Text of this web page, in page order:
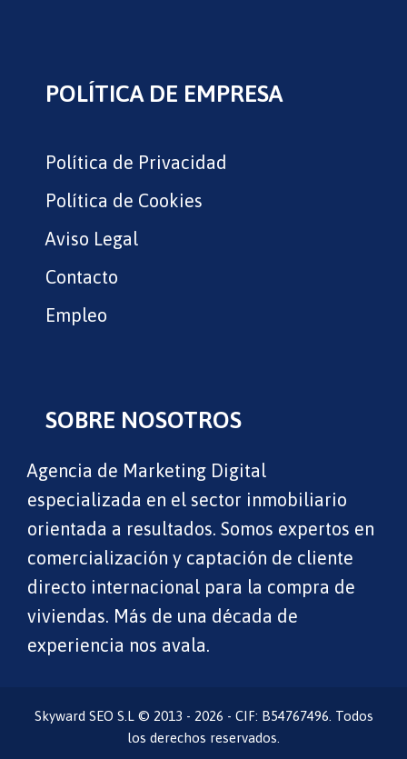
POLÍTICA DE EMPRESA
Política de Privacidad
Política de Cookies
Aviso Legal
Contacto
Empleo
SOBRE NOSOTROS
Agencia de Marketing Digital
especializada en el sector inmobiliario
orientada a resultados. Somos expertos en
comercialización y captación de cliente
directo internacional para la compra de
viviendas. Más de una década de
experiencia nos avala.
Skyward SEO S.L © 2013 - 2026 - CIF: B54767496. Todos
los derechos reservados.